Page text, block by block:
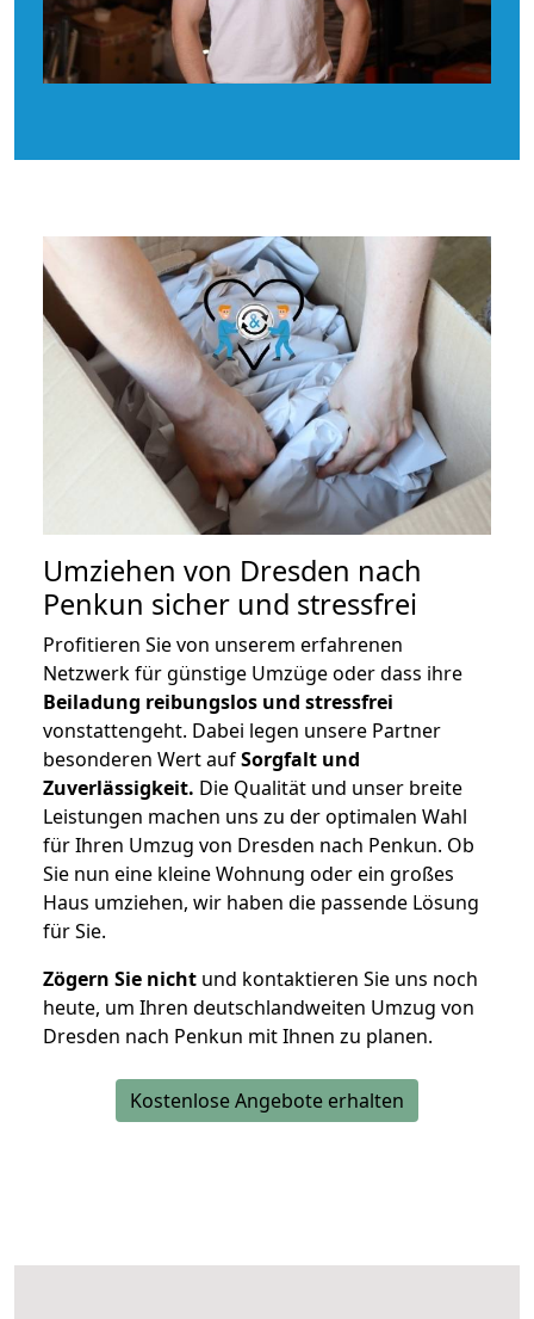
Umziehen von Dresden nach
Penkun sicher und stressfrei
Profitieren Sie von unserem erfahrenen
Netzwerk für günstige Umzüge oder dass ihre
Beiladung reibungslos und stressfrei
vonstattengeht. Dabei legen unsere Partner
besonderen Wert aufSorgfalt und
Zuverlässigkeit. Die Qualität und unser breite
Leistungen machen uns zu der optimalen Wahl
für Ihren Umzug von Dresden nach Penkun. Ob
Sie nun eine kleine Wohnung oder ein großes
Haus umziehen, wir haben die passende Lösung
für Sie.
Zögern Sie nicht und kontaktieren Sie uns noch
heute, um Ihren deutschlandweiten Umzug von
Dresden nach Penkun mit Ihnen zu planen.
Kostenlose Angebote erhalten